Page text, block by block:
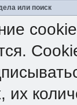
или поиск
их